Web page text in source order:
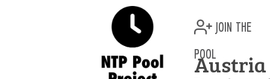
join the
pool